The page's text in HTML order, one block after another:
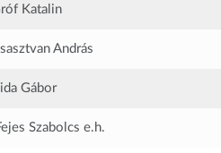
Katalin
András
Gábor
Szabolcse.h.